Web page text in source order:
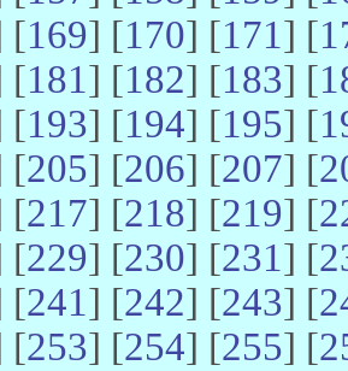
[169] [170] [171] [
[181] [182] [183] [
[193] [194] [195] [
[205] [206] [207] [
[217] [218] [219] [
[229] [230] [231] [
[241] [242] [243] [
[253] [254] [255] [